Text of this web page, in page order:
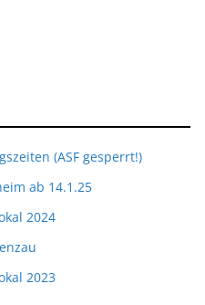
(ASF gesperrt!)
ab 14.1.25
2024
2023